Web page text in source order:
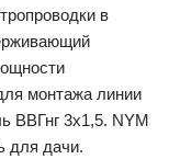
в
монтажа линии
ВВГнг 3х1,5. NYM
для дачи.